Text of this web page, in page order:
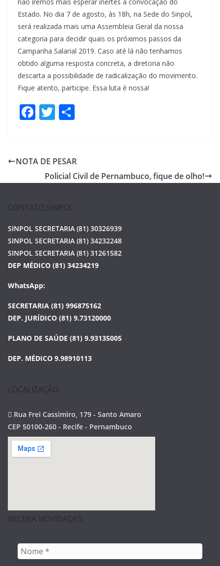
Estado. No dia 7 de agosto, às 18h, na Sede do Sinpol,
será realizada mais uma Assembleia Geral da nossa
categoria para decidir quais os próximos passos da
Campanha Salarial 2019. Caso até lá não tenhamos
obtido alguma resposta concreta, a diretoria não
descarta a possibilidade de radicalização do movimento.
Fique atento, participe. Essa luta é nossa!
F
b
k
T
er e
NOTA DE PESAR
Policial Civil de Pernambuco, fique de olho!
CONTATO SINPOL
SINPOL SECRETARIA (81) 30326939
SINPOL SECRETARIA (81) 34232248
SINPOL SECRETARIA (81) 31261582
DEP MÉDICO (81) 34234219
WhatsApp:
SECRETARIA (81) 996875162
DEP. JURÍDICO (81) 9.73120000
PLANO DE SAÚDE (81) 9.93135005
DEP. MÉDICO 9.98910113
LOCALIZAÇÃO
Rua Frei Cassimiro, 179 - Santo Amaro
CEP 50100-260 - Recife - Pernambuco
RECEBA NOVIDADES